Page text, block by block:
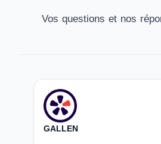
Vos questions et nos
GALLEN